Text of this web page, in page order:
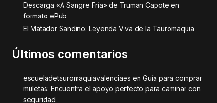
Descarga «A Sangre Fría» de Truman Capote en
formato ePub
El Matador Sandino: Leyenda Viva de la Tauromaquia
Últimos comentarios
escueladetauromaquiavalenciaes en Guía para comprar
muletas: Encuentra el apoyo perfecto para caminar con
seguridad